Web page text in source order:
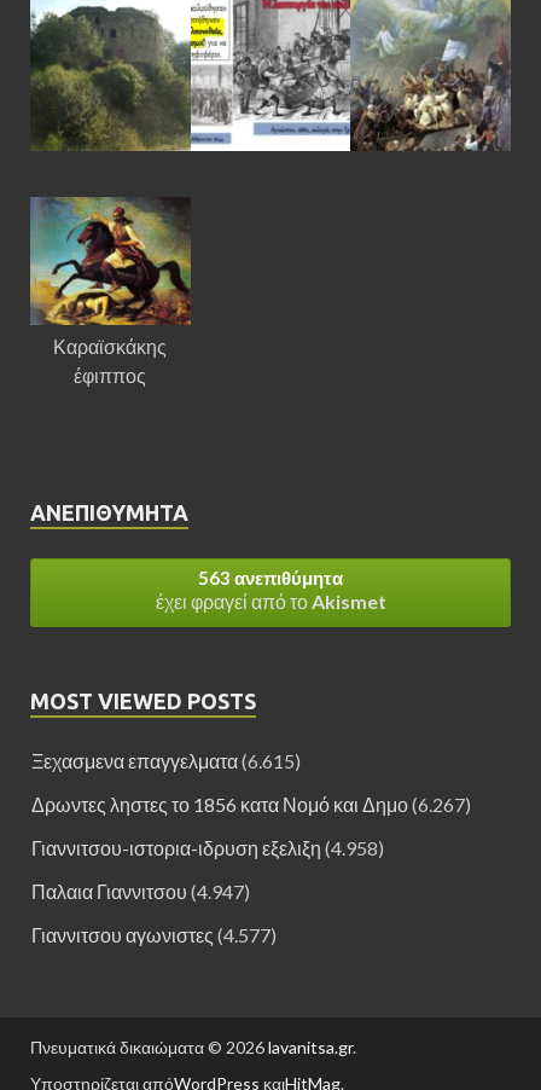
Καραϊσκάκης
έφιππος
ΑΝΕΠΙΘΎΜΗΤΑ
563 ανεπιθύμητα
έχει φραγεί από το Akismet
MOST VIEWED POSTS
Ξεχασμενα επαγγελματα(6.615)
Δρωντες ληστες το 1856 κατα Νομό και Δημο(6.267)
Γιαννιτσου-ιστορια-ιδρυση εξελιξη (4.958)
Παλαια Γιαννιτσου (4.947)
Γιαννιτσου αγωνιστες (4.577)
Πνευματικά δικαιώματα © 2026lavanitsa.gr.
Υποστηρίζεται απόWordPress καιHitMag.